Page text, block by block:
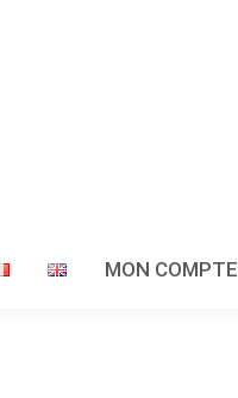
MON COMPTE